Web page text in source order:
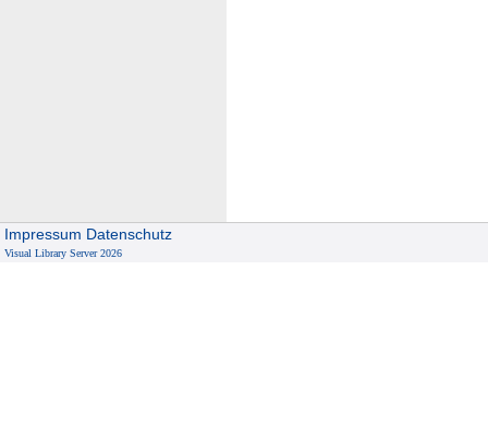
Impressum Datenschutz
Visual Library Server 2026